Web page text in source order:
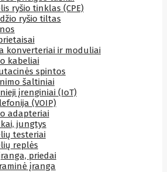
ryšio tinklas (CPE)
ryšio tiltas
konverteriai ir moduliai
kabeliai
spintos
šaltiniai
įrenginiai (IoT)
(VOIP)
adapteriai
jungtys
testeriai
replės
priedai
įranga